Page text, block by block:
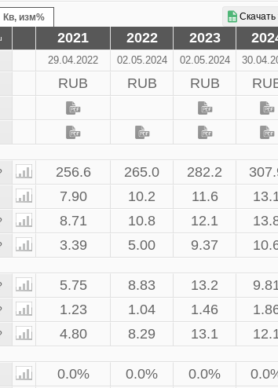
Кв, изм% Скачать
2021 2022 2023
29.04.2022 02.05.2024 02.05.2024
RUB RUB RUB
256.6 265.0 282.2
7.90 10.2 11.6
8.71 10.8 12.1
3.39 5.00 9.37
5.75 8.83 13.2
1.23 1.04 1.46
4.80 8.29 13.1
0.0% 0.0% 0.0%